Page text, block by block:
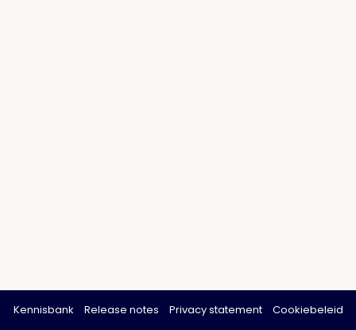
Kennisbank Release notes Privacy statement Cookiebeleid